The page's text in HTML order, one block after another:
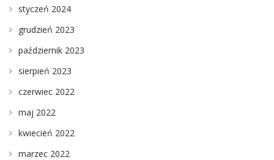
styczeń 2024
grudzień 2023
październik 2023
sierpień 2023
czerwiec 2022
maj 2022
kwiecień 2022
marzec 2022